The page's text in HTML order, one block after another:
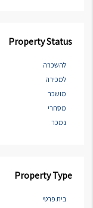
Property Status
להשכרה
למכירה
מושכר
מסחרי
נמכר
Property Type
בית פרטי